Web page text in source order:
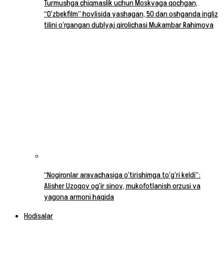
Turmushga chiqmaslik uchun Moskvaga qochgan,
“O‘zbekfilm” hovlisida yashagan, 50 dan oshganda ingliz
tilini o‘rgangan dublyaj qirolichasi Mukambar Rahimova
“Nogironlar aravachasiga o‘tirishimga to‘g‘ri keldi”:
Alisher Uzoqov og‘ir sinov, mukofotlanish orzusi va
yagona armoni haqida
Hodisalar